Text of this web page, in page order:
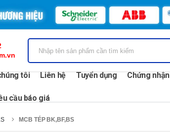
tôi Liên hệ Tuyển dụng Chứng nhận
cầu báo giá
MCB TÉP BK,BF,BS